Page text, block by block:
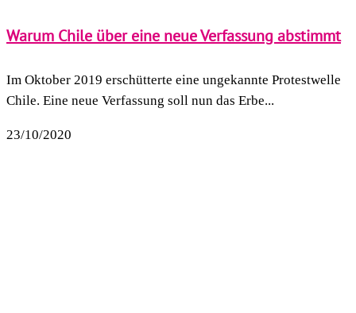
Warum Chile über eine neue Verfassung abstimmt
Im Oktober 2019 erschütterte eine ungekannte Protestwelle
Chile. Eine neue Verfassung soll nun das Erbe...
23/10/2020